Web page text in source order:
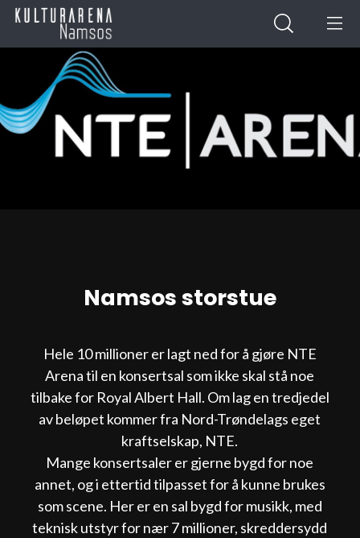
Namsos storstue
Hele 10 millioner er lagt ned for å gjøre NTE
Arena til en konsertsal som ikke skal stå noe
tilbake for Royal Albert Hall. Om lag en tredjedel
av beløpet kommer fra Nord-Trøndelags eget
kraftselskap, NTE.
Mange konsertsaler er gjerne bygd for noe
annet, og i ettertid tilpasset for å kunne brukes
som scene. Her er en sal bygd for musikk, med
teknisk utstyr for nær 7 millioner, skreddersydd